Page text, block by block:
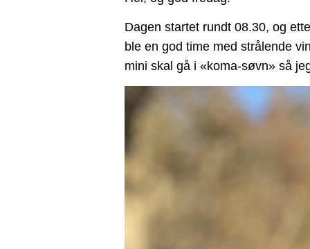
Dagen startet rundt 08.30, og
ble en god time med strålende
mini skal gå i «koma-søvn» så